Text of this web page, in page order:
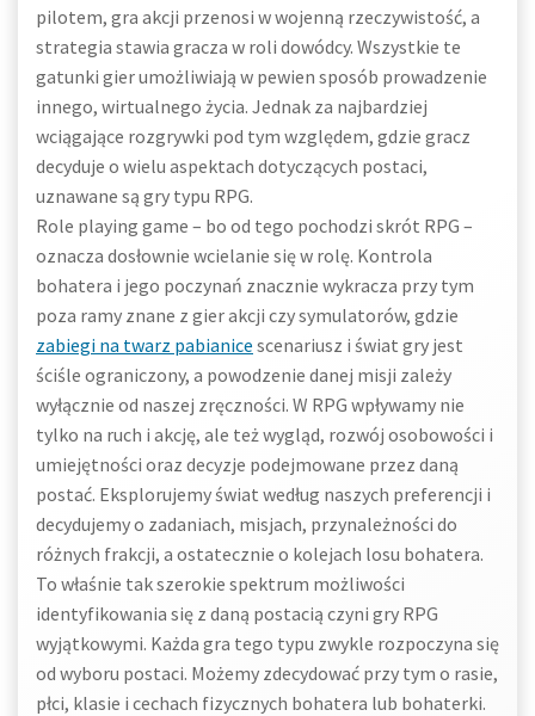
pilotem, gra akcji przenosi w wojenną rzeczywistość, a
strategia stawia gracza w roli dowódcy. Wszystkie te
gatunki gier umożliwiają w pewien sposób prowadzenie
innego, wirtualnego życia. Jednak za najbardziej
wciągające rozgrywki pod tym względem, gdzie gracz
decyduje o wielu aspektach dotyczących postaci,
uznawane są gry typu RPG.
Role playing game – bo od tego pochodzi skrót RPG –
oznacza dosłownie wcielanie się w rolę. Kontrola
bohatera i jego poczynań znacznie wykracza przy tym
poza ramy znane z gier akcji czy symulatorów, gdzie
zabiegi na twarz pabianice scenariusz i świat gry jest
ściśle ograniczony, a powodzenie danej misji zależy
wyłącznie od naszej zręczności. W RPG wpływamy nie
tylko na ruch i akcję, ale też wygląd, rozwój osobowości i
umiejętności oraz decyzje podejmowane przez daną
postać. Eksplorujemy świat według naszych preferencji i
decydujemy o zadaniach, misjach, przynależności do
różnych frakcji, a ostatecznie o kolejach losu bohatera.
To właśnie tak szerokie spektrum możliwości
identyfikowania się z daną postacią czyni gry RPG
wyjątkowymi. Każda gra tego typu zwykle rozpoczyna się
od wyboru postaci. Możemy zdecydować przy tym o rasie,
płci, klasie i cechach fizycznych bohatera lub bohaterki.